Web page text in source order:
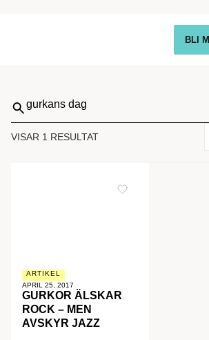
BLI
Sök
på:
VISAR 1 RESULTAT
ARTIKEL
APRIL 25, 2017
GURKOR ÄLSKAR
ROCK – MEN
AVSKYR JAZZ